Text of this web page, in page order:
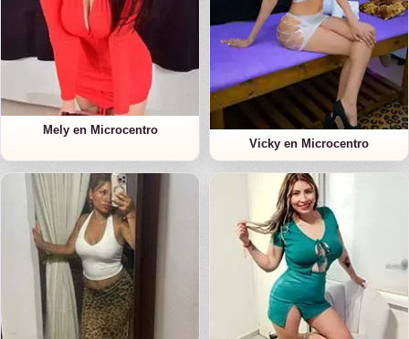
Mely en Microcentro
Vicky en Microcentro